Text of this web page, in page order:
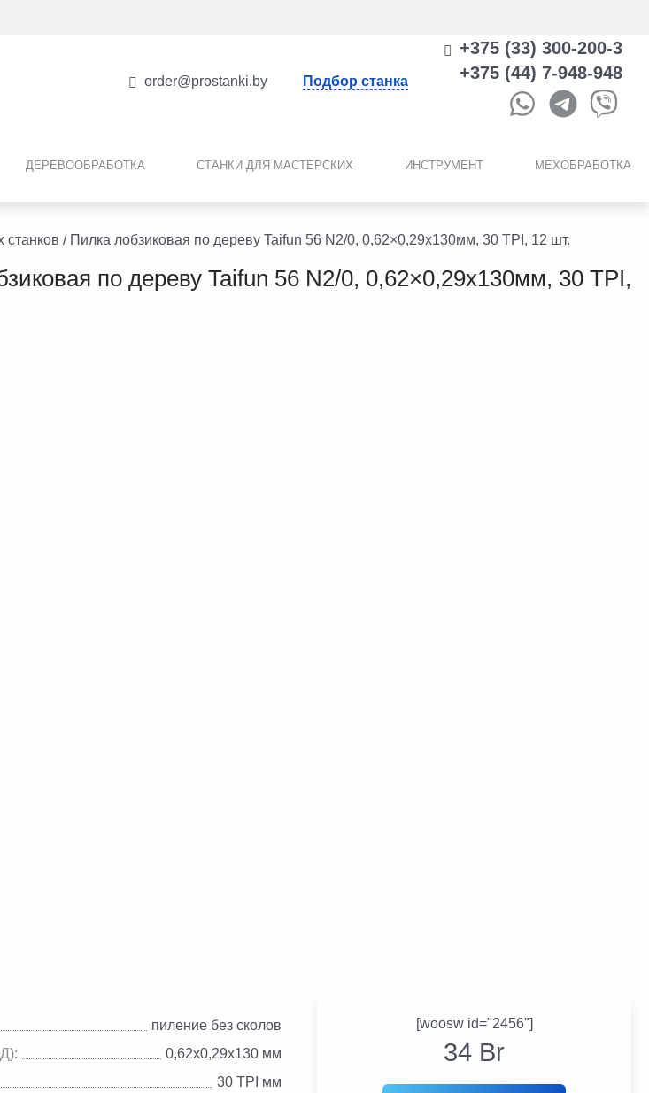
order@prostanki.by Подбор станка
+375 (33) 300-200-3
+375 (44) 7-948-948
ДЕРЕВООБРАБОТКА СТАНКИ ДЛЯ МАСТЕРСКИХ ИНСТРУМЕНТ МЕХОБРАБОТКА
станков / Пилка лобзиковая по дереву Taifun 56 N2/0, 0,62×0,29х130мм, 30 TPI, 12 шт.
по дереву Taifun 56 N2/0, 0,62×0,29х130мм, 30 TPI,
[woosw id="2456"]
34 Br
пиление без сколов
0,62х0,29х130 мм
30 TPI мм